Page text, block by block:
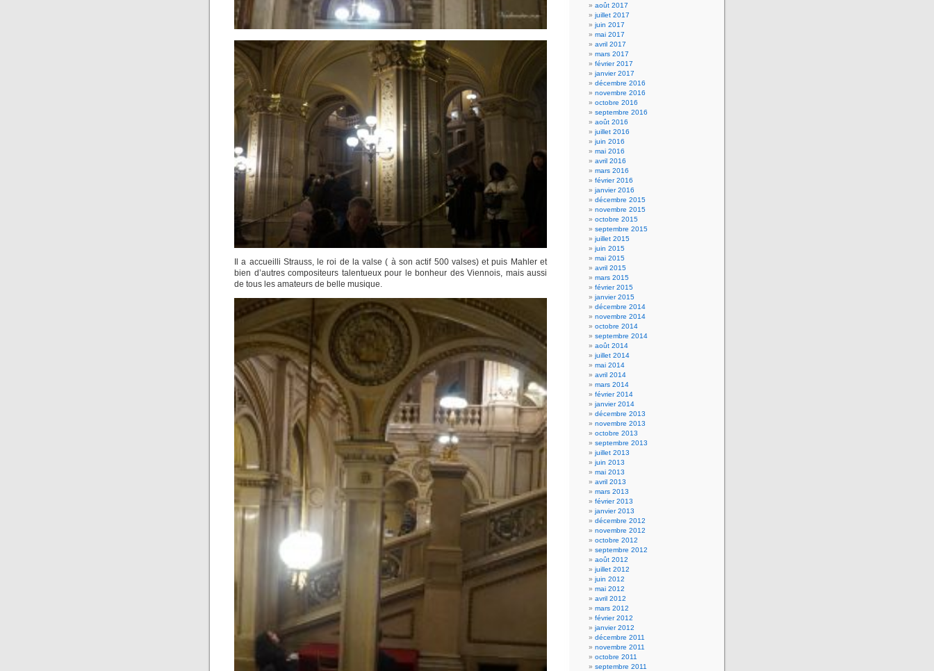
Il a accueilli Strauss, le roi de la valse ( à son actif 500 valses) et puis Mahler et
bien d’autres compositeurs talentueux pour le bonheur des Viennois, mais aussi
de tous les amateurs de belle musique.
août 2017
juillet 2017
juin 2017
mai 2017
avril 2017
mars 2017
février 2017
janvier 2017
décembre 2016
novembre 2016
octobre 2016
septembre 2016
août 2016
juillet 2016
juin 2016
mai 2016
avril 2016
mars 2016
février 2016
janvier 2016
décembre 2015
novembre 2015
octobre 2015
septembre 2015
juillet 2015
juin 2015
mai 2015
avril 2015
mars 2015
février 2015
janvier 2015
décembre 2014
novembre 2014
octobre 2014
septembre 2014
août 2014
juillet 2014
mai 2014
avril 2014
mars 2014
février 2014
janvier 2014
décembre 2013
novembre 2013
octobre 2013
septembre 2013
juillet 2013
juin 2013
mai 2013
avril 2013
mars 2013
février 2013
janvier 2013
décembre 2012
novembre 2012
octobre 2012
septembre 2012
août 2012
juillet 2012
juin 2012
mai 2012
avril 2012
mars 2012
février 2012
janvier 2012
décembre 2011
novembre 2011
octobre 2011
septembre 2011